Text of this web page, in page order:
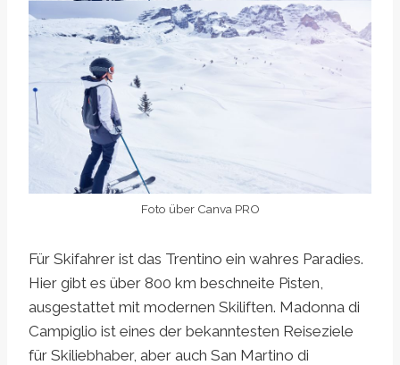
Foto über Canva PRO
Für Skifahrer ist das Trentino ein wahres Paradies.
Hier gibt es über 800 km beschneite Pisten,
ausgestattet mit modernen Skiliften. Madonna di
Campiglio ist eines der bekanntesten Reiseziele
für Skiliebhaber, aber auch San Martino di